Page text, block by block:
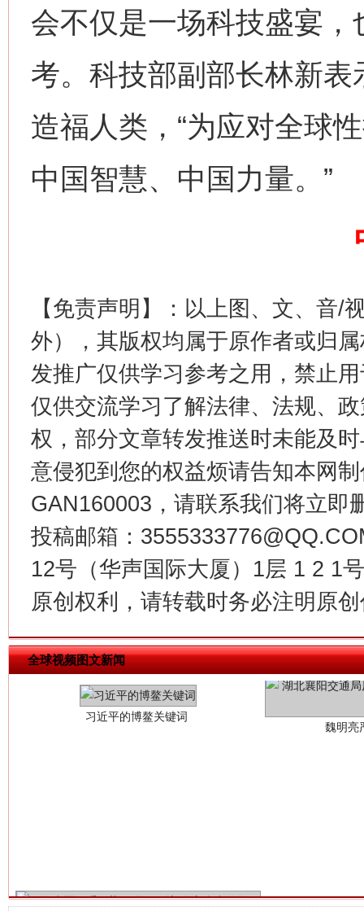
会不仅是一场科技盛宴
考。科技部副部长林新
造福人类，“为应对全球
中国智慧、中国力量。”
【免责声明】：以上图、文、音/
外），其版权均属于原作者或归
发推广仅供学习参考之用，禁止
仅供交流学习了解法律、法规、
权，部分文章转发推送时未能及
意侵犯到您的权益烦请告知本网
GAN160003，请联系我们将立即
投稿邮箱：
12号（华声国际大厦）1层 1 2 1
原创权利，请转载时务必注明原
全球视频图文新闻
这是一记警钟！
在谋一域中谋全局
今
习近平的博鳌关键词